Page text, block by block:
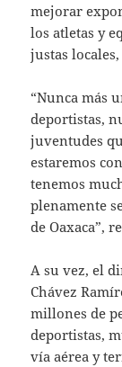
mejorar
los atletas y
justas
“Nunca más
deportistas,
juventudes
estaremos
tenemos
plenamente
de Oaxaca”,
A su vez, el
Chávez
millones de
deportistas,
vía aérea y